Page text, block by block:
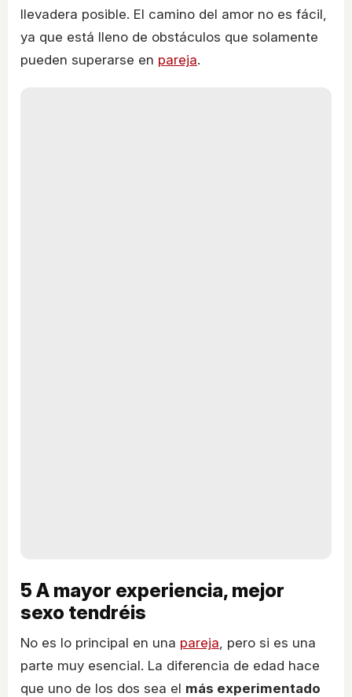
llevadera posible. El camino del amor no es fácil,
ya que está lleno de obstáculos que solamente
pueden superarse en pareja.
5 A mayor experiencia, mejor
sexo tendréis
No es lo principal en una pareja , pero si es una
parte muy esencial. La diferencia de edad hace
que uno de los dos sea el más experimentado